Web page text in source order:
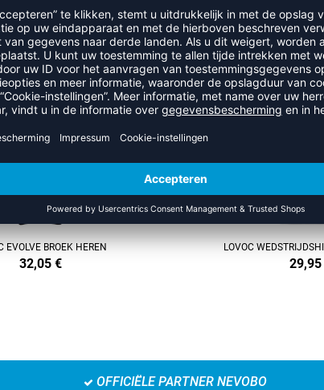
UIT DE CATEGORIE
EVOLVE BROEK HEREN
32,05 €
REFINEMENT
LOVOC
29,95
OFFICIËLE PARTNER NEVOBO